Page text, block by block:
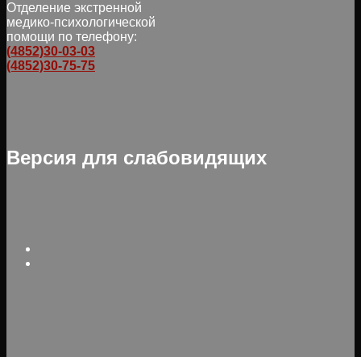
Отделение экстренной
медико-психологической
помощи по телефону:
(4852)30-03-03
(4852)30-75-75
Версия для слабовидящих